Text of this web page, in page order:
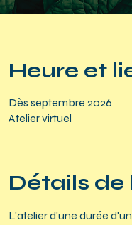
Heure et
Dès septembre 2026
Atelier virtuel
Détails de
L'atelier d'une durée